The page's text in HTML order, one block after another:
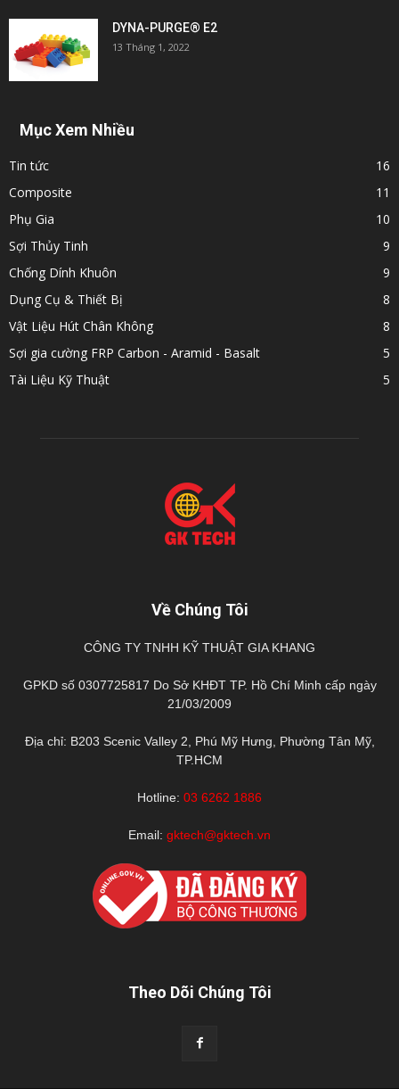
DYNA-PURGE® E2
13 Tháng 1, 2022
Mục Xem Nhiều
Tin tức
16
Composite
11
Phụ Gia
10
Sợi Thủy Tinh
9
Chống Dính Khuôn
9
Dụng Cụ & Thiết Bị
8
Vật Liệu Hút Chân Không
8
Sợi gia cường FRP Carbon - Aramid - Basalt
5
Tài Liệu Kỹ Thuật
5
Về Chúng Tôi
CÔNG TY TNHH KỸ THUẬT GIA KHANG
GPKD số 0307725817 Do Sở KHĐT TP. Hồ Chí Minh cấp ngày
21/03/2009
Địa chỉ: B203 Scenic Valley 2, Phú Mỹ Hưng, Phường Tân Mỹ,
TP.HCM
Hotline: 03 6262 1886
Email: gktech@gktech.vn
Theo Dõi Chúng Tôi